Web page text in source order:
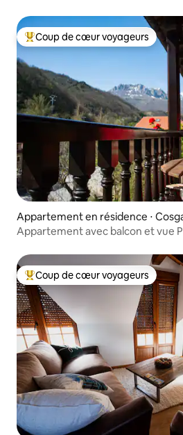
Coups de cœur voyageurs les plus
Coup de cœur voyageurs
Appartement en résidence ⋅
Appartement avec balcon et vue
Coups de cœur voyageurs les plus
Coup de cœur voyageurs